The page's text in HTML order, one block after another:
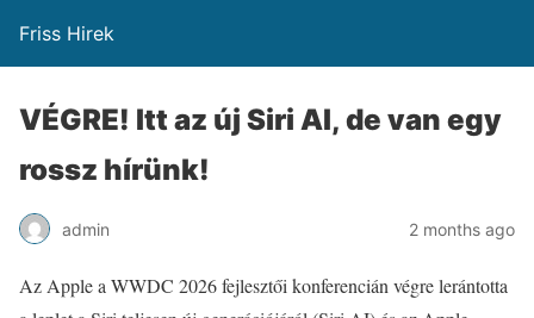
Friss Hirek
VÉGRE! Itt az új Siri AI, de van egy
rossz hírünk!
admin 2 months ago
Az Apple a WWDC 2026 fejlesztői konferencián végre lerántotta